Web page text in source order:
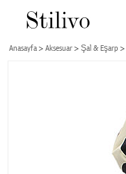
Anasayfa Aksesuar Şal & Eşarp